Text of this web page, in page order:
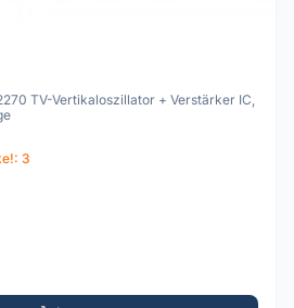
TV-Vertikaloszillator + Verstärker IC,
3